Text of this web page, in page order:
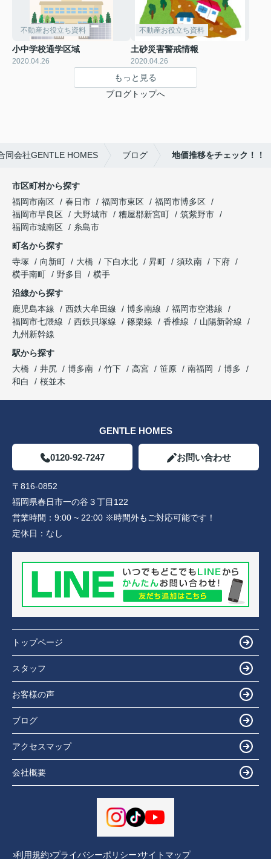
不動産お役立ち資料
小中学校通学区域
2020.04.26
不動産お役立ち資料
土砂災害警戒情報
2020.04.26
もっと見る
ブログトップへ
同会社GENTLE HOMES ブログ 地価推移をチェック！！
市区町村から探す
福岡市南区
春日市 福岡市東区
福岡市博多区
福岡市早良区
大野城市 糟屋郡新宮町
筑紫野市
福岡市城南区
糸島市
町名から探す
寺塚
向新町 大橋 下白水北 昇町 須玖南
下府
横手南町
野多目
横手
沿線から探す
鹿児島本線
西鉄大牟田線 博多南線
福岡市空港線
福岡市七隈線
西鉄貝塚線 篠栗線 香椎線
山陽新幹線
九州新幹線
駅から探す
大橋
井尻 博多南 竹下 高宮 笹原 南福岡
博多
和白
桜並木
GENTLE HOMES
0120-92-7247 お問い合わせ
〒816-0852
福岡県春日市一の谷３丁目122
営業時間： 9:00 ~ 22:00 ※時間外もご対応可能です！
定休日： なし
トップページ
スタッフ
お客様の声
ブログ
アクセスマップ
会社概要
利用規約 プライバシーポリシー サイトマップ